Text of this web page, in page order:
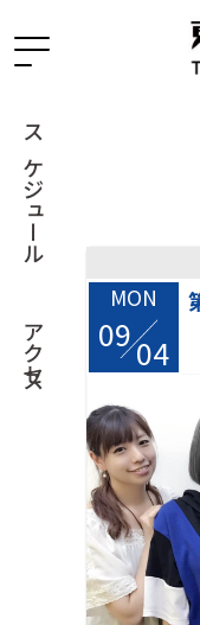
スケジュール
アクセス
MON
0904